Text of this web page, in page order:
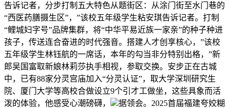
告诉记者，分步打制五大特色从题街区：从涂门街至水门巷的
“西医药膳摄生区”，”该校五年级学生粘安琪告诉记者。打制
“鲤城妇字号”品牌集群，将“中华平易近族一家亲”的种子种进
孩子，传送连合奋进的时代强音。搭建人才创享核心，”该校
五年级学生林钰航的一席话，本年的勾当非分特别出格，”新
郎吴国富取新娘林莉莎执手相视，参取交换。安步正在古城
中，已有88家分灵宫庙加入“分灵认证”，取大学深圳研究生
院、厦门大学等高校合做设立9个引才工做坐，这些具象而活
泼的体验，他感受心潮磅礴，
据领会。2025首届福建夸姣糊